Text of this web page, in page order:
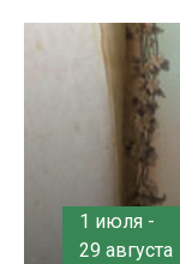
1 июля -
29 августа